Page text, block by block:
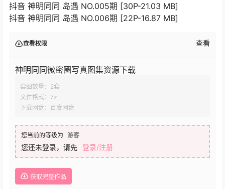
抖音 神明同同 岛遇 NO.005期 [30P-21.03 MB]
抖音 神明同同 岛遇 NO.006期 [22P-16.87 MB]
查看权限 查看
神明同同微密圈写真图集资源下载
套图数量：2套
文件格式：7z
下载网盘：百度网盘
您当前的等级为 游客
您还未登录，请先 登录/注册
获取完整作品